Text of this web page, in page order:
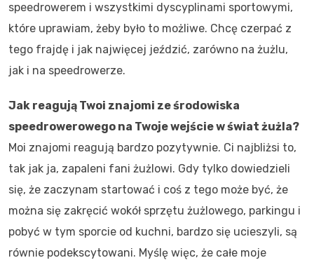
speedrowerem i wszystkimi dyscyplinami sportowymi,
które uprawiam, żeby było to możliwe. Chcę czerpać z
tego frajdę i jak najwięcej jeździć, zarówno na żużlu,
jak i na speedrowerze.
Jak reagują Twoi znajomi ze środowiska
speedrowerowego na Twoje wejście w świat żużla?
Moi znajomi reagują bardzo pozytywnie. Ci najbliżsi to,
tak jak ja, zapaleni fani żużlowi. Gdy tylko dowiedzieli
się, że zaczynam startować i coś z tego może być, że
można się zakręcić wokół sprzętu żużlowego, parkingu i
pobyć w tym sporcie od kuchni, bardzo się ucieszyli, są
równie podekscytowani. Myślę więc, że całe moje